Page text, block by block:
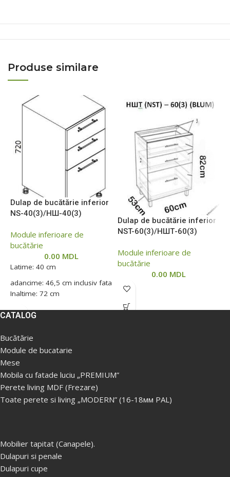
Produse similare
Dulap de bucătărie inferior
NS-40(3)/НШ-40(3)
Module inferioare de
bucătărie
0.00 MDL
Latime: 40 cm
adancime: 46,5 cm inclusiv fata
Inaltime: 72 cm
Dulap de bucătărie inferior
NST-60(3)/НШТ-60(3)
Module inferioare de
bucătărie
0.00 MDL
CATALOG
Bucătărie
Module de bucatarie
Mese
Mobila cu fatade luciu „PREMIUM”
Perete living MDF (Frezare)
Toate perete si living „MODERN” (16-18мм PAL)
Mobilier tapitat (Canapele).
Dulapuri si penale
Dulapuri cupe